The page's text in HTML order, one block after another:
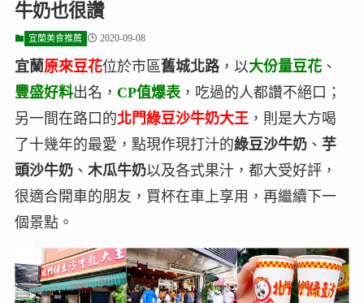
牛奶也很讚
宜蘭美食推薦 2020-09-08
宜蘭原來豆花位於市區舊城北路，以大份量豆花、
豐盛好料出名， CP值爆表，吃過的人都讚不絕口；
另一間在路口的北門綠豆沙牛奶大王，則是大方喝
了十幾年的最愛，點現作現打汁的綠豆沙牛奶、 芋
頭沙牛奶、 木瓜牛奶以及各式果汁，都大受好評，
很適合開車的朋友，買杯在車上享用，再繼續下一
個景點。